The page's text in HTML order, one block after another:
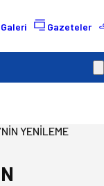
Galeri Gazeteler
YENİLEME